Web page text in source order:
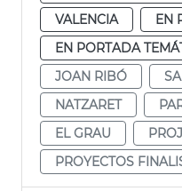
VALENCIA
EN
EN PORTADA
JOAN RIBÓ
NATZARET
EL GRAU
PROYECTOS